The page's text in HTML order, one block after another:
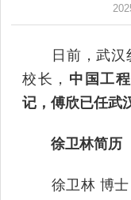
日前，武汉纺
校长， 中国工
记，傅欣已任武
徐卫林简历
徐卫林 博士